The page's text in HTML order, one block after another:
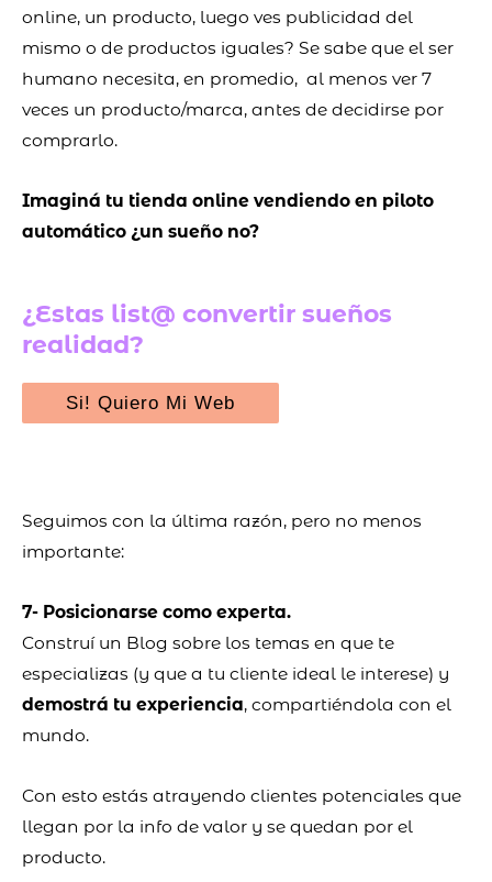
online, un producto, luego ves publicidad del
mismo o de productos iguales? Se sabe que el ser
humano necesita, en promedio, al menos ver 7
veces un producto/marca, antes de decidirse por
comprarlo.
Imaginá tu tienda online vendiendo en piloto
automático ¿un sueño no?
¿Estas list@ convertir sueños
realidad?
Si! Quiero Mi Web
Seguimos con la última razón, pero no menos
importante:
7- Posicionarse como experta.
Construí un Blog sobre los temas en que te
especializas (y que a tu cliente ideal le interese) y
demostrá tu experiencia, compartiéndola con el
mundo.
Con esto estás atrayendo clientes potenciales que
llegan por la info de valor y se quedan por el
producto.